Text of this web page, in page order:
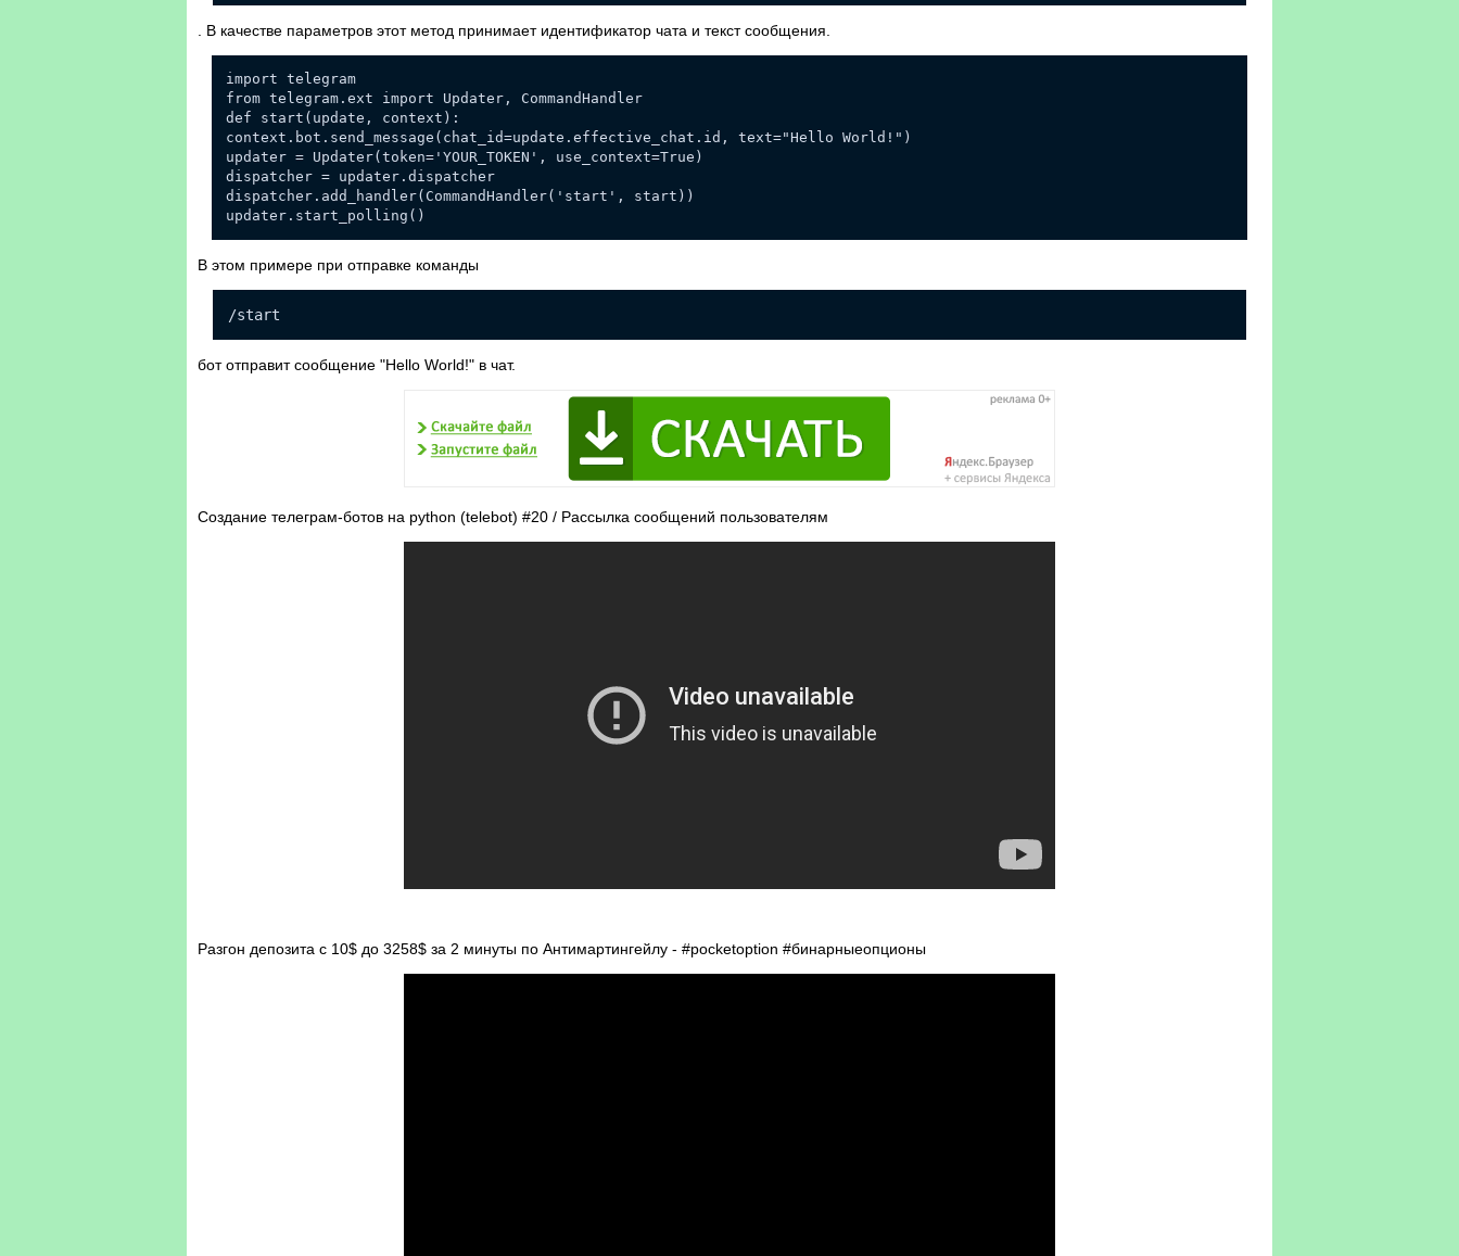
. В качестве параметров этот метод принимает идентификатор чата и текст сообщения.
import telegram
from telegram.ext import Updater, CommandHandler
def start(update, context):
context.bot.send_message(chat_id=update.effective_chat.id, text="Hello World!")
updater = Updater(token='YOUR_TOKEN', use_context=True)
dispatcher = updater.dispatcher
dispatcher.add_handler(CommandHandler('start', start))
updater.start_polling()
В этом примере при отправке команды
/start
бот отправит сообщение "Hello World!" в чат.
Создание телеграм-ботов на python (telebot) #20 / Рассылка сообщений пользователям
Разгон депозита с 10$ до 3258$ за 2 минуты по Антимартингейлу - #pocketoption #бинарныеопционы